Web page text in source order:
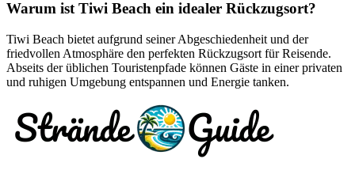
Warum ist Tiwi Beach ein idealer Rückzugsort?
Tiwi Beach bietet aufgrund seiner Abgeschiedenheit und der
friedvollen Atmosphäre den perfekten Rückzugsort für Reisende.
Abseits der üblichen Touristenpfade können Gäste in einer privaten
und ruhigen Umgebung entspannen und Energie tanken.